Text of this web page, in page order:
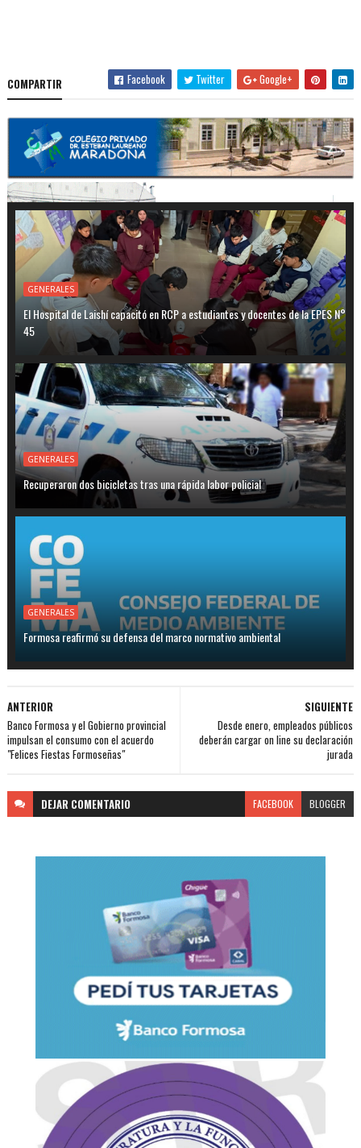
COMPARTIR Facebook Twitter Google+
GENERALES
El Hospital de Laishí capacitó en RCP a estudiantes y docentes de la EPES N°
45
GENERALES
Recuperaron dos bicicletas tras una rápida labor policial
GENERALES
Formosa reafirmó su defensa del marco normativo ambiental
SIGUIENTE
Desde enero, empleados públicos
deberán cargar on line su declaración
jurada
ANTERIOR
Banco Formosa y el Gobierno provincial
impulsan el consumo con el acuerdo
"Felices Fiestas Formoseñas"
DEJAR COMENTARIO FACEBOOK BLOGGER